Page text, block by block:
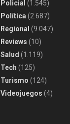
Policial (1.545)
Política (2.687)
Regional (9.047)
Reviews (10)
Salud (1.119)
Tech (125)
Turismo (124)
Videojuegos (4)